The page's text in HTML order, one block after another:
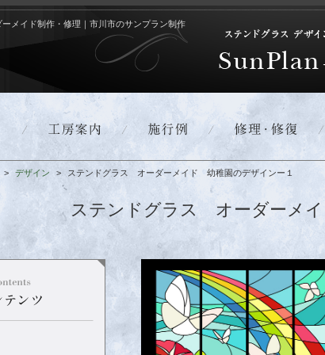
メイド制作・修理｜市川市のサンプラン制作
デザイン ステンドグラス オーダーメイド 幼稚園のデザインー１
ステンドグラス オーダーメ